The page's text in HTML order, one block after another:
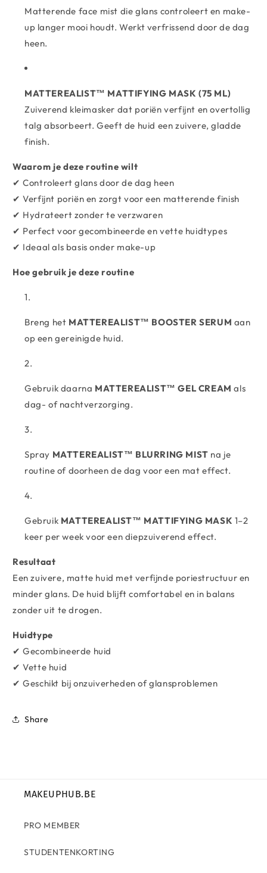
Matterende face mist die glans controleert en make-
up langer mooi houdt. Werkt verfrissend door de dag
heen.
MATTEREALIST™ MATTIFYING MASK (75 ML)
Zuiverend kleimasker dat poriën verfijnt en overtollig
talg absorbeert. Geeft de huid een zuivere, gladde
finish.
Waarom je deze routine wilt
✔ Controleert glans door de dag heen
✔ Verfijnt poriën en zorgt voor een matterende finish
✔ Hydrateert zonder te verzwaren
✔ Perfect voor gecombineerde en vette huidtypes
✔ Ideaal als basis onder make-up
Hoe gebruik je deze routine
Breng het MATTEREALIST™ BOOSTER SERUM aan
op een gereinigde huid.
Gebruik daarna MATTEREALIST™ GEL CREAM als
dag- of nachtverzorging.
Spray MATTEREALIST™ BLURRING MIST na je
routine of doorheen de dag voor een mat effect.
Gebruik MATTEREALIST™ MATTIFYING MASK 1–2
keer per week voor een diepzuiverend effect.
Resultaat
Een zuivere, matte huid met verfijnde poriestructuur en
minder glans. De huid blijft comfortabel en in balans
zonder uit te drogen.
Huidtype
✔ Gecombineerde huid
✔ Vette huid
✔ Geschikt bij onzuiverheden of glansproblemen
Share
MAKEUPHUB.BE
PRO MEMBER
STUDENTENKORTING